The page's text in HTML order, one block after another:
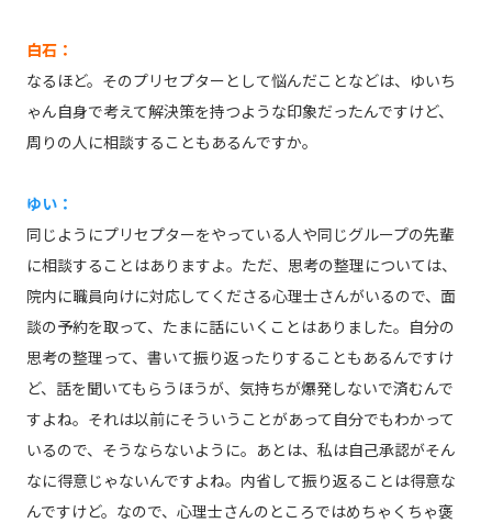
白石：
なるほど。そのプリセプターとして悩んだことなどは、ゆいち
ゃん自身で考えて解決策を持つような印象だったんですけど、
周りの人に相談することもあるんですか。
ゆい：
同じようにプリセプターをやっている人や同じグループの先輩
に相談することはありますよ。ただ、思考の整理については、
院内に職員向けに対応してくださる心理士さんがいるので、面
談の予約を取って、たまに話にいくことはありました。自分の
思考の整理って、書いて振り返ったりすることもあるんですけ
ど、話を聞いてもらうほうが、気持ちが爆発しないで済むんで
すよね。それは以前にそういうことがあって自分でもわかって
いるので、そうならないように。あとは、私は自己承認がそん
なに得意じゃないんですよね。内省して振り返ることは得意な
んですけど。なので、心理士さんのところではめちゃくちゃ褒